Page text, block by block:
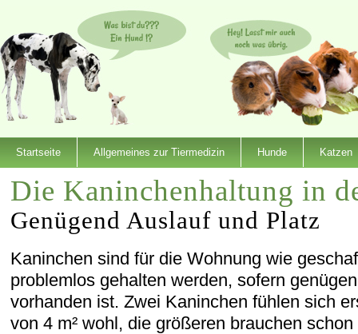
Startseite Allgemeines zur Tiermedizin Hunde Katzen
Die Kaninchenhaltung in
Genügend Auslauf und Platz
Kaninchen sind für die Wohnung wie
problemlos gehalten werden, sofern
vorhanden ist. Zwei Kaninchen fühlen sich
von 4 m² wohl, die größeren brauchen schon